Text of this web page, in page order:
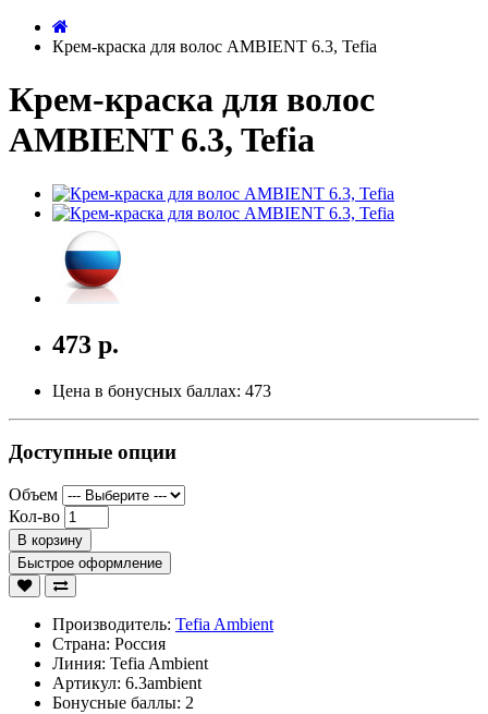
Крем-краска для волос AMBIENT 6.3, Tefia
Крем-краска для волос
AMBIENT 6.3, Tefia
473 р.
Цена в бонусных баллах: 473
Доступные опции
Объем
Кол-во
В корзину
Быстрое оформление
Производитель: Tefia Ambient
Страна: Россия
Линия: Tefia Ambient
Артикул: 6.3ambient
Бонусные баллы: 2